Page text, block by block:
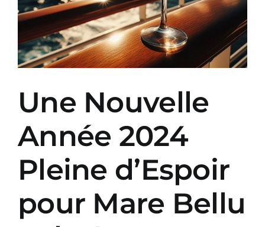
Une Nouvelle
Année 2024
Pleine d’Espoir
pour Mare Bellu